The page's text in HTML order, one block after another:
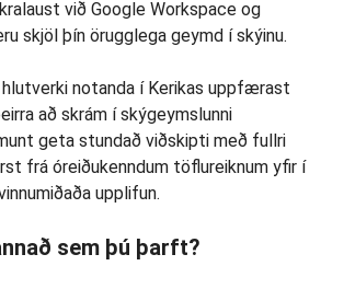
við Google Workspace og
skjöl þín örugglega geymd í skýinu.
notanda í Kerikas uppfærast
að skrám í skýgeymslunni
geta stundað viðskipti með fullri
frá óreiðukenndum töflureiknum yfir í
upplifun.
sem þú þarft?